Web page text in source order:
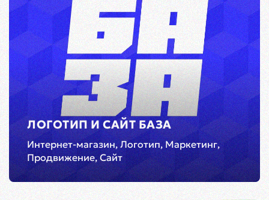
ЛОГОТИП И САЙТ БАЗА
Интернет-магазин, Логотип, Маркетинг,
Продвижение, Сайт